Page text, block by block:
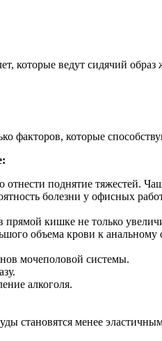
которые ведут сидячий
факторов, которые
поднятие тяжестей.
болезни у офисных
кишке не только
объема крови к анальному
мочеполовой системы.
алкоголя.
становятся менее